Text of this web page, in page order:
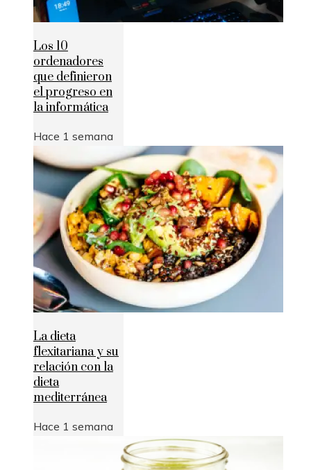
Los 10
ordenadores
que definieron
el progreso en
la informática
Hace 1 semana
La dieta
flexitariana y su
relación con la
dieta
mediterránea
Hace 1 semana